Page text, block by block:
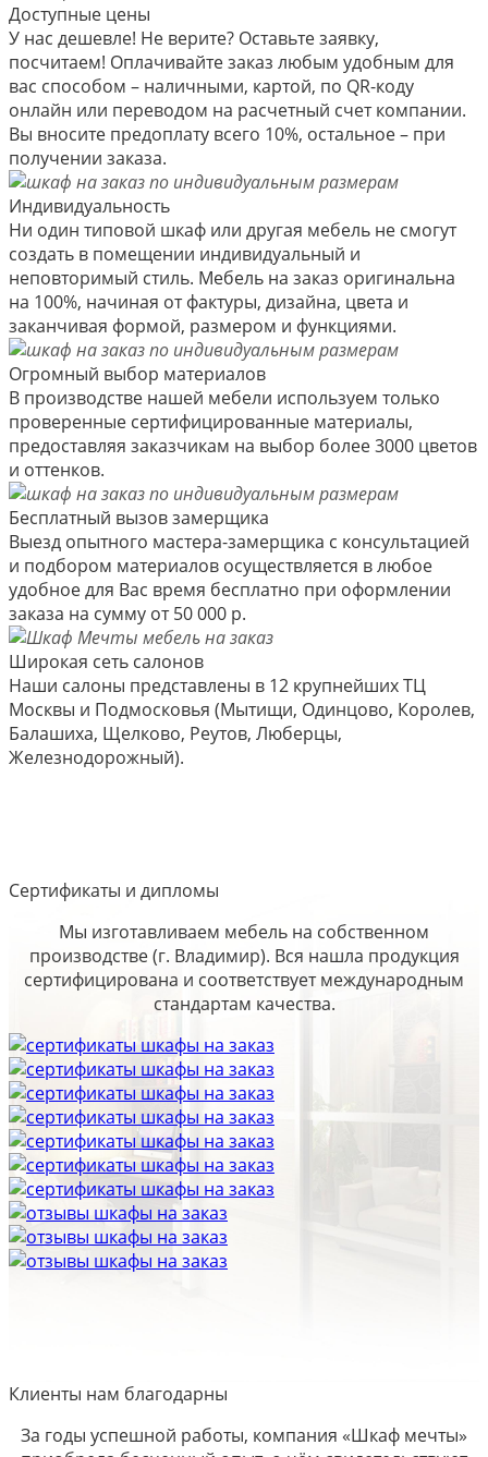
Доступные цены
У нас дешевле! Не верите? Оставьте заявку,
посчитаем! Оплачивайте заказ любым удобным для
вас способом – наличными, картой, по QR-коду
онлайн или переводом на расчетный счет компании.
Вы вносите предоплату всего 10%, остальное – при
получении заказа.
Индивидуальность
Ни один типовой шкаф или другая мебель не смогут
создать в помещении индивидуальный и
неповторимый стиль. Мебель на заказ оригинальна
на 100%, начиная от фактуры, дизайна, цвета и
заканчивая формой, размером и функциями.
Огромный выбор материалов
В производстве нашей мебели используем только
проверенные сертифицированные материалы,
предоставляя заказчикам на выбор более 3000 цветов
и оттенков.
Бесплатный вызов замерщика
Выезд опытного мастера-замерщика с консультацией
и подбором материалов осуществляется в любое
удобное для Вас время бесплатно при оформлении
заказа на сумму от 50 000 р.
Широкая сеть салонов
Наши салоны представлены в 12 крупнейших ТЦ
Москвы и Подмосковья (Мытищи, Одинцово, Королев,
Балашиха, Щелково, Реутов, Люберцы,
Железнодорожный).
Сертификаты и дипломы
Мы изготавливаем мебель на собственном
производстве (г. Владимир). Вся нашла продукция
сертифицирована и соответствует международным
стандартам качества.
Клиенты нам благодарны
За годы успешной работы, компания «Шкаф мечты»